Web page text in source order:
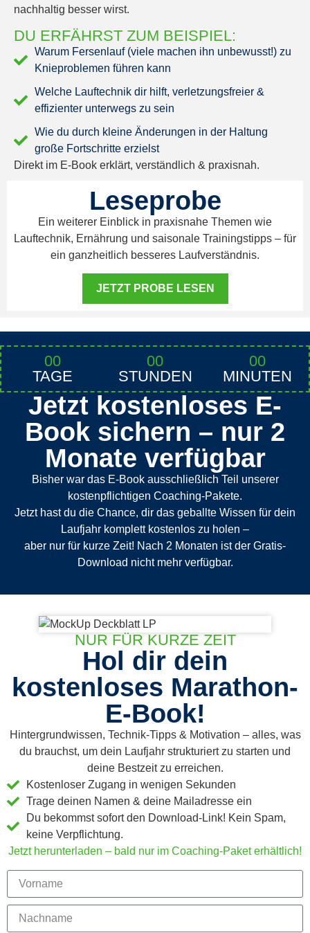
nachhaltig besser wirst.
DU ERFÄHRST ZUM BEISPIEL:
Warum Fersenlauf (viele machen ihn unbewusst!) zu
Knieproblemen führen kann
Welche Lauftechnik dir hilft, verletzungsfreier &
effizienter unterwegs zu sein
Wie du durch kleine Änderungen in der Haltung
große Fortschritte erzielst
Direkt im E-Book erklärt, verständlich & praxisnah.
Leseprobe
Ein weiterer Einblick in praxisnahe Themen wie
Lauftechnik, Ernährung und saisonale Trainingstipps – für
ein ganzheitlich besseres Laufverständnis.
JETZT PROBE LESEN
00
TAGE
00
STUNDEN
00
MINUTEN
Jetzt kostenloses E-
Book sichern – nur 2
Monate verfügbar
Bisher war das E-Book ausschließlich Teil unserer
kostenpflichtigen Coaching-Pakete.
Jetzt hast du die Chance, dir das geballte Wissen für dein
Laufjahr komplett kostenlos zu holen –
aber nur für kurze Zeit! Nach 2 Monaten ist der Gratis-
Download nicht mehr verfügbar.
NUR FÜR KURZE ZEIT
Hol dir dein
kostenloses Marathon-
E-Book!
Hintergrundwissen, Technik-Tipps & Motivation – alles, was
du brauchst, um dein Laufjahr strukturiert zu starten und
deine Bestzeit zu erreichen.
Kostenloser Zugang in wenigen Sekunden
Trage deinen Namen & deine Mailadresse ein
Du bekommst sofort den Download-Link! Kein Spam,
keine Verpflichtung.
Jetzt herunterladen – bald nur im Coaching-Paket erhältlich!